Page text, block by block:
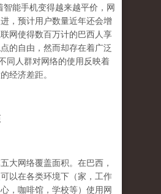
智能手机变得越来越平价，网
，预计用户数量近年还会增
网使得数百万计的巴西人享
的自由，然而却存在着广泛
同人群对网络的使用反映着
经济差距。
大网络覆盖面积。在巴西，
可以在各类环境下（家，工作
，咖啡馆，学校等）使用网